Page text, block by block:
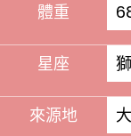
體重
星座
來源地